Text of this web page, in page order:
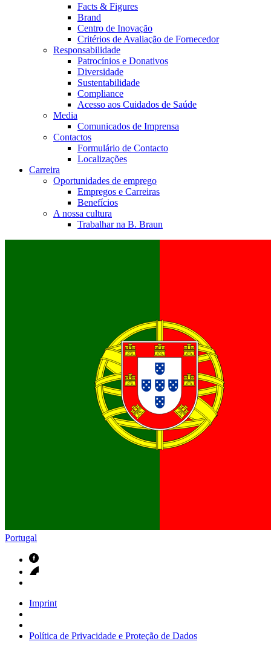
Facts & Figures
Brand
Centro de Inovação
Critérios de Avaliação de Fornecedor
Responsabilidade
Patrocínios e Donativos
Diversidade
Sustentabilidade
Compliance
Acesso aos Cuidados de Saúde
Media
Comunicados de Imprensa
Contactos
Formulário de Contacto
Localizações
Carreira
Oportunidades de emprego
Empregos e Carreiras
Benefícios
A nossa cultura
Trabalhar na B. Braun
Portugal
Imprint
Política de Privacidade e Proteção de Dados